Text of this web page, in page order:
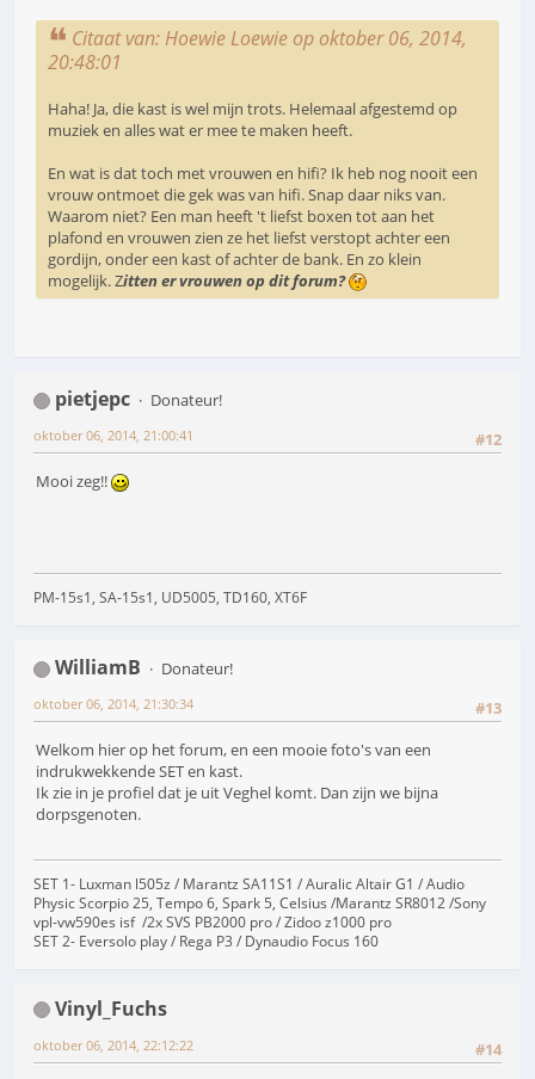
Citaat van: Hoewie Loewie op oktober 06, 2014,
20:48:01
Haha! Ja, die kast is wel mijn trots. Helemaal afgestemd op
muziek en alles wat er mee te maken heeft.
En wat is dat toch met vrouwen en hifi? Ik heb nog nooit een
vrouw ontmoet die gek was van hifi. Snap daar niks van.
Waarom niet? Een man heeft 't liefst boxen tot aan het
plafond en vrouwen zien ze het liefst verstopt achter een
gordijn, onder een kast of achter de bank. En zo klein
mogelijk. Zitten er vrouwen op dit forum?
pietjepc
Donateur!
#12
oktober 06, 2014, 21:00:41
Mooi zeg!!
PM-15s1, SA-15s1, UD5005, TD160, XT6F
WilliamB
Donateur!
#13
oktober 06, 2014, 21:30:34
Welkom hier op het forum, en een mooie foto's van een
indrukwekkende SET en kast.
Ik zie in je profiel dat je uit Veghel komt. Dan zijn we bijna
dorpsgenoten.
SET 1- Luxman l505z / Marantz SA11S1 / Auralic Altair G1 / Audio
Physic Scorpio 25, Tempo 6, Spark 5, Celsius /Marantz SR8012 /Sony
vpl-vw590es isf /2x SVS PB2000 pro / Zidoo z1000 pro
SET 2- Eversolo play / Rega P3 / Dynaudio Focus 160
Vinyl_Fuchs
#14
oktober 06, 2014, 22:12:22